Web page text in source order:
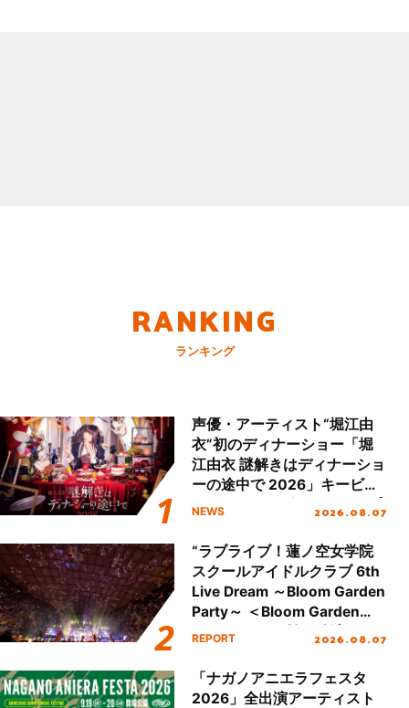
RANKING
ランキング
声優・アーティスト“堀江由
衣”初のディナーショー「堀
江由衣 謎解きはディナーショ
ーの途中で 2026」キービジ
ュアル＆グッズラインナップ
NEWS 2026.08.07
“ラブライブ！蓮ノ空女学院
スクールアイドルクラブ 6th
Live Dream ～Bloom Garden
Party～ ＜Bloom Garden
Party Stage／埼玉公演＞”
REPORT 2026.08.07
「ナガノアニエラフェスタ
2026」全出演アーティスト